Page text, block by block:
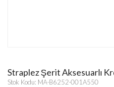
Straplez Şerit Aksesuarlı
Stok Kodu: MA-B6252-001A550